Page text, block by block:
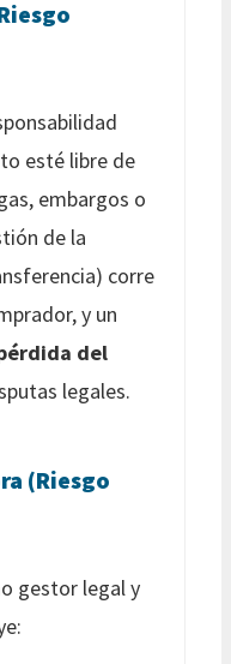
esté libre de
embargos o
de la
corre
y un
del
legales.
(Riesgo
gestor legal y